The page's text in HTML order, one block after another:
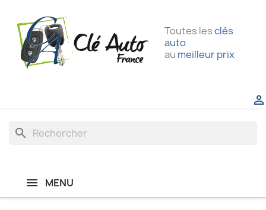
Toutes lesclés
auto
au meilleur prix

search
MENU